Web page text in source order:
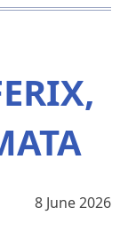
8 June 2026